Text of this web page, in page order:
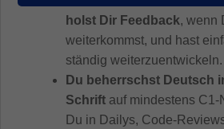
holst Dir Feedback, wenn
weiterkommst, und hast
ständig weiterzuentwickeln.
Du beherrschst Deutsch
Schrift auf mindestens C1-
Du in Dailys, Code-